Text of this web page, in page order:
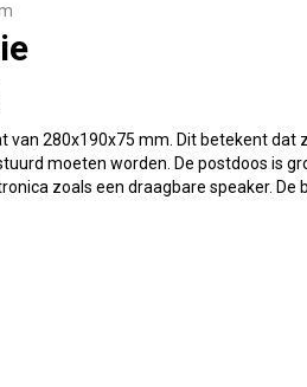
van 280x190x75 mm. Dit betekent dat
moeten worden. De postdoos is
zoals een draagbare speaker.